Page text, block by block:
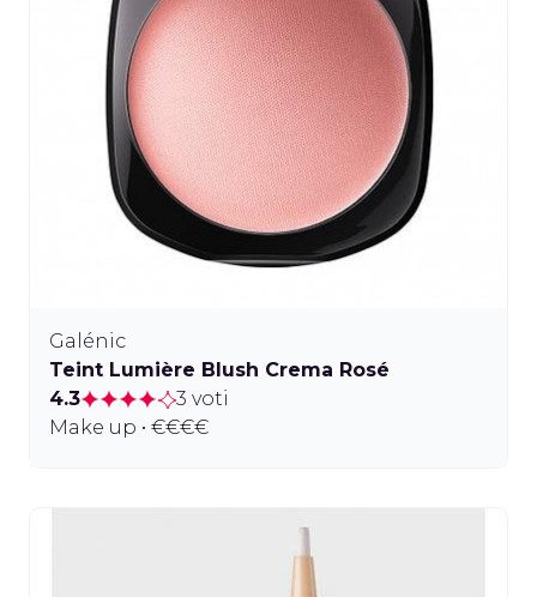
Galénic
Teint Lumière Blush Crema Rosé
4.3
3 voti
Make up • €€€€